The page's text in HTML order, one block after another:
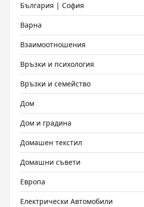
България | София
Варна
Взаимоотношения
Връзки и психология
Връзки и семейство
Дом
Дом и градина
Домашен текстил
Домашни съвети
Европа
Електрически Автомобили